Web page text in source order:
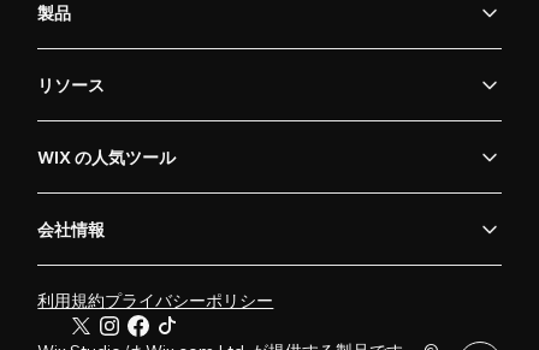
製品
リソース
WIX の人気ツール
会社情報
利用規約プライバシーポリシー